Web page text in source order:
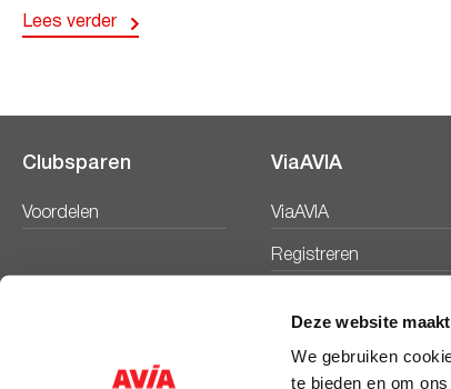
Deze website
We gebruiken
te bieden en om
Lees verder
Clubsparen
Voordelen
ViaAVIA
ViaAVIA
Registreren